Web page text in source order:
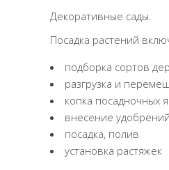
Декоративные сады.
Посадка растений
подборка сортов
разгрузка и
копка посадночных
внесение удобрений
посадка, полив
установка растяжек